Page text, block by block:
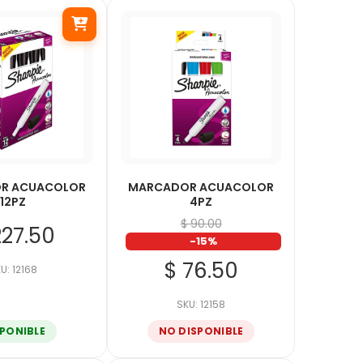
ACUACOLOR
12PZ
12168
MARCADOR ACUACOLOR
4PZ
$ 90.00
-15%
$ 76.50
SKU: 12158
NO DISPONIBLE